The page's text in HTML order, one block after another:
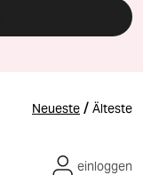
Neueste / Älteste
einloggen